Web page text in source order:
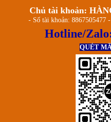
Chủ tài khoản:
- Số tài khoản: 8867505477
Hotline/
QUÉT